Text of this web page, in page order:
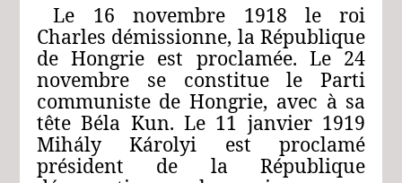
Le 16 novembre 1918 le roi
Charles démissionne, la République
de Hongrie est proclamée. Le 24
novembre se constitue le Parti
communiste de Hongrie, avec à sa
tête Béla Kun. Le 11 janvier 1919
Mihály Károlyi est proclamé
président de la République